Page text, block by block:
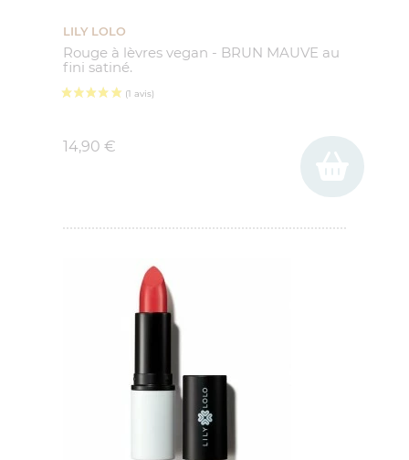
LILY LOLO
Rouge à lèvres vegan - BRUN MAUVE au
fini satiné.
14,90 €